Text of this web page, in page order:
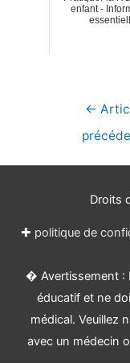
enfant -
←
Droits
✚ politique de
� Avertissement :
éducatif et ne
médical. Veuillez
avec un médecin